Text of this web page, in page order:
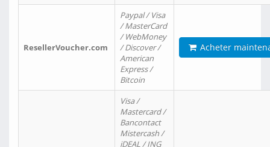
ResellerVoucher.com
Paypal / Visa
/ MasterCard
/ WebMoney
/ Discover /
American
Express /
Bitcoin
Acheter
Visa /
Mastercard /
Bancontact
Mistercash /
iDEAL / ING